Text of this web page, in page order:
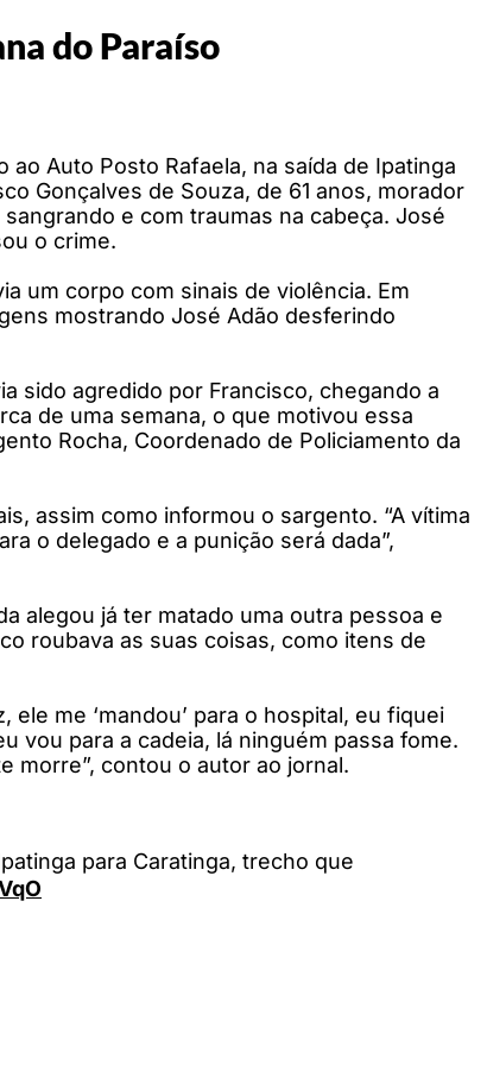
do Paraíso
Auto Posto Rafaela, na saída de Ipatinga
Gonçalves de Souza, de 61 anos, morador
e com traumas na cabeça. José
o crime.
um corpo com sinais de violência. Em
mostrando José Adão desferindo
sido agredido por Francisco, chegando a
de uma semana, o que motivou essa
Rocha, Coordenado de Policiamento da
assim como informou o sargento. “A vítima
o delegado e a punição será dada”,
alegou já ter matado uma outra pessoa e
roubava as suas coisas, como itens de
ele me ‘mandou’ para o hospital, eu fiquei
vou para a cadeia, lá ninguém passa fome.
morre”, contou o autor ao jornal.
para Caratinga, trecho que